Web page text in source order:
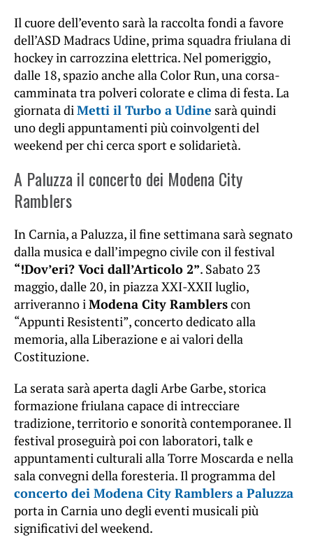
Il cuore dell’evento sarà la raccolta fondi a favore
dell’ASD Madracs Udine, prima squadra friulana di
hockey in carrozzina elettrica. Nel pomeriggio,
dalle 18, spazio anche alla Color Run, una corsa-
camminata tra polveri colorate e clima di festa. La
giornata di Metti il Turbo a Udine sarà quindi
uno degli appuntamenti più coinvolgenti del
weekend per chi cerca sport e solidarietà.
A Paluzza il concerto dei Modena City
Ramblers
In Carnia, a Paluzza, il fine settimana sarà segnato
dalla musica e dall’impegno civile con il festival
“!Dov’eri? Voci dall’Articolo 2”. Sabato 23
maggio, dalle 20, in piazza XXI-XXII luglio,
arriveranno i Modena City Ramblerscon
“Appunti Resistenti”, concerto dedicato alla
memoria, alla Liberazione e ai valori della
Costituzione.
La serata sarà aperta dagli Arbe Garbe, storica
formazione friulana capace di intrecciare
tradizione, territorio e sonorità contemporanee. Il
festival proseguirà poi con laboratori, talk e
appuntamenti culturali alla Torre Moscarda e nella
sala convegni della foresteria. Il programma del
concerto dei Modena City Ramblers a Paluzza
porta in Carnia uno degli eventi musicali più
significativi del weekend.